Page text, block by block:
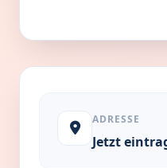
ADRESSE
Jetzt